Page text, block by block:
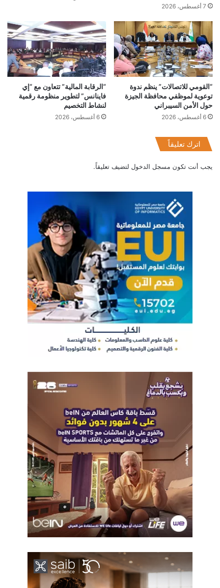
7 أغسطس، 2026
“القومي للاتصالات” ينظم ندوة
توعوية لموظفي محافظة الجيزة
حول الأمن السيبراني
6 أغسطس، 2026
“الرقابة المالية” تتعاون مع “إي
فاينانس” لتطوير منظومة رقمية
لنشاط التخصيم
6 أغسطس، 2026
اترك تعليقاً
يجب أنت تكون مسجل الدخول لتضيف تعليقاً.